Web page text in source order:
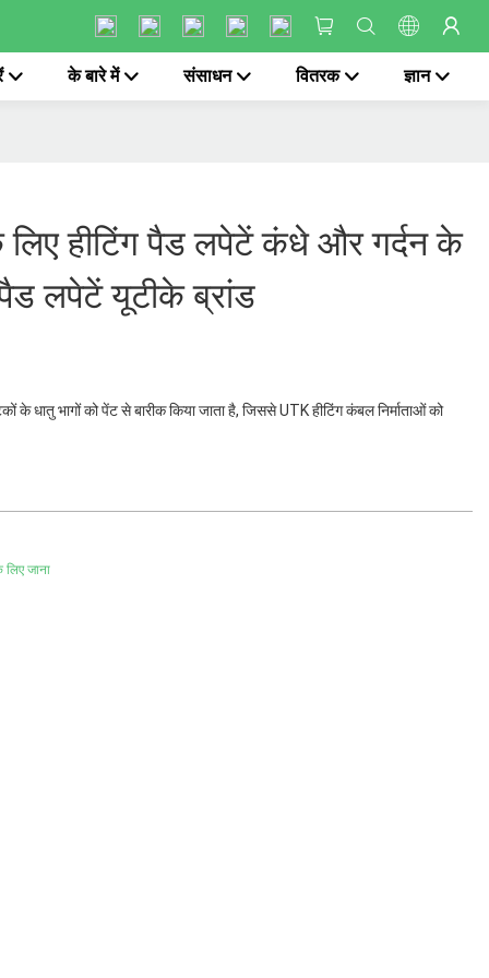
के बारे में संसाधन वितरक ज्ञान
हीटिंग पैड लपेटें कंधे और गर्दन के
पैड लपेटें यूटीके ब्रांड
के धातु भागों को पेंट से बारीक किया जाता है, जिससे UTK हीटिंग कंबल निर्माताओं को
जाना